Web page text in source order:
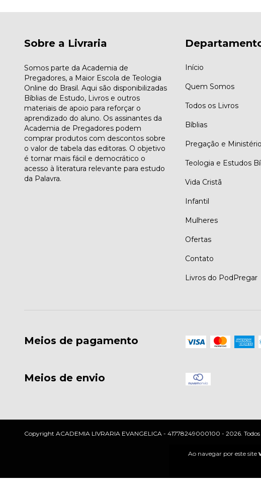
Ao navegar por este site
Sobre a Livraria
Somos parte da Academia de
Pregadores, a Maior Escola de Teologia
Online do Brasil. Aqui são disponibilizadas
Bíblias de Estudo, Livros e outros
materiais de apoio para reforçar o
aprendizado do aluno. Os assinantes da
Academia de Pregadores podem
comprar produtos com descontos sobre
o valor de tabela das editoras. O objetivo
é tornar mais fácil e democrático o
acesso à literatura relevante para estudo
da Palavra.
Início
Quem Somos
Todos os Livros
Bíblias
Pregação e Ministério
Teologia e Estudos
Vida Cristã
Infantil
Mulheres
Ofertas
Contato
Livros do PodPregar
Meios de pagamento
Meios de envio
Copyright ACADEMIA LIVRARIA EVANGELICA - 41778249000100 - 2026. Todos